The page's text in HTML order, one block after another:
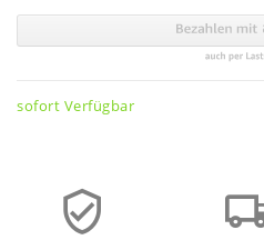
sofort Verfügbar